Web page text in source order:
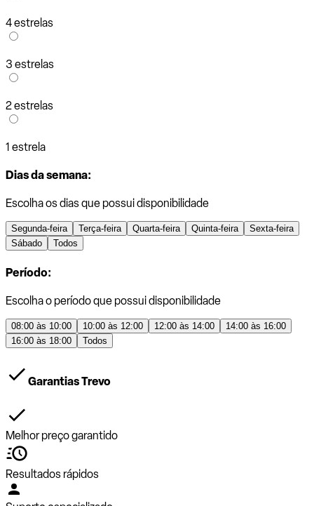
4 estrelas
3 estrelas
2 estrelas
1 estrela
Dias da semana:
Escolha os dias que possui disponibilidade
Segunda-feira Terça-feira Quarta-feira Quinta-feira
Sexta-feira
Sábado
Todos
Período:
Escolha o período que possui disponibilidade
08:00 às 10:00 10:00 às 12:00 12:00 às 14:00
14:00 às 16:00
16:00 às 18:00
Todos
Garantias Trevo
Melhor preço garantido
Resultados rápidos